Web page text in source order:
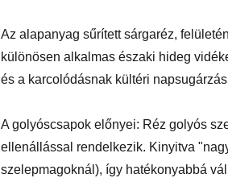
Az alapanyag sűrített sárgaréz,
különösen alkalmas északi hideg
és a karcolódásnak kültéri
A golyóscsapok előnyei: Réz golyós
ellenállással rendelkezik. Kinyitva
szelepmagoknál), így hatékonyabbá